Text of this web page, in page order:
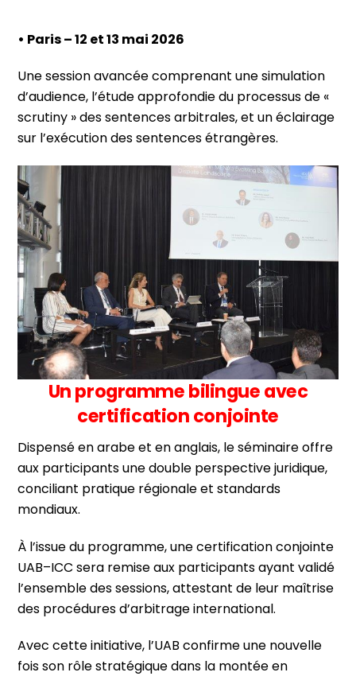
• Paris – 12 et 13 mai 2026
Une session avancée comprenant une simulation
d’audience, l’étude approfondie du processus de «
scrutiny » des sentences arbitrales, et un éclairage
sur l’exécution des sentences étrangères.
Un programme bilingue avec
certification conjointe
Dispensé en arabe et en anglais, le séminaire offre
aux participants une double perspective juridique,
conciliant pratique régionale et standards
mondiaux.
À l’issue du programme, une certification conjointe
UAB–ICC sera remise aux participants ayant validé
l’ensemble des sessions, attestant de leur maîtrise
des procédures d’arbitrage international.
Avec cette initiative, l’UAB confirme une nouvelle
fois son rôle stratégique dans la montée en